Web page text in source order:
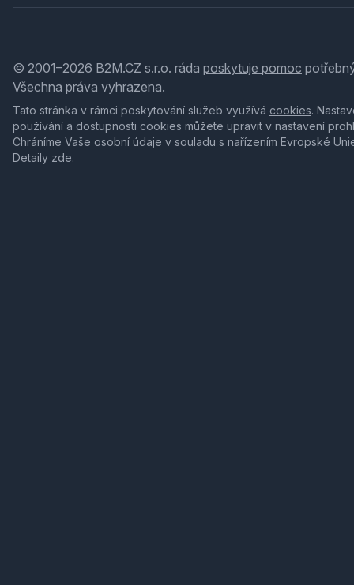
© 2001–2026 B2M.CZ s.r.o. ráda poskytuje pomoc
Všechna práva vyhrazena.
Tato stránka v rámci poskytování služeb využívá cookies.
používání a dostupnosti cookies můžete upravit v nastavení
Chráníme Vaše osobní údaje v souladu s nařízením Evropské
Detaily zde.